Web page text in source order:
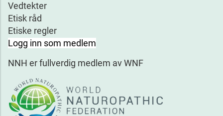
Vedtekter
Etisk råd
Etiske regler
Logg inn som medlem
NNH er fullverdig medlem av WNF